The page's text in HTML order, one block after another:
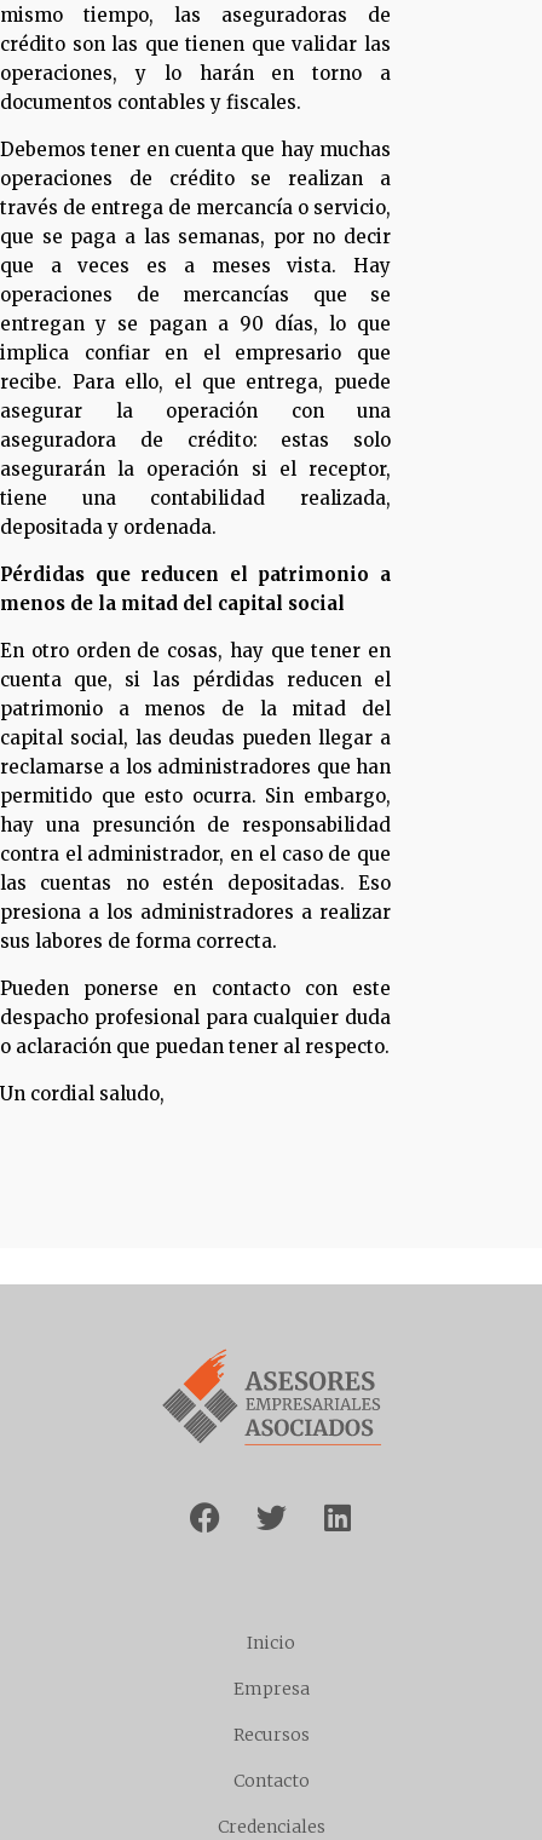
mismo tiempo, las aseguradoras de
crédito son las que tienen que validar las
operaciones, y lo harán en torno a
documentos contables y fiscales.
Debemos tener en cuenta que hay muchas
operaciones de crédito se realizan a
través de entrega de mercancía o servicio,
que se paga a las semanas, por no decir
que a veces es a meses vista. Hay
operaciones de mercancías que se
entregan y se pagan a 90 días, lo que
implica confiar en el empresario que
recibe. Para ello, el que entrega, puede
asegurar la operación con una
aseguradora de crédito: estas solo
asegurarán la operación si el receptor,
tiene una contabilidad realizada,
depositada y ordenada.
Pérdidas que reducen el patrimonio a
menos de la mitad del capital social
En otro orden de cosas, hay que tener en
cuenta que, si las pérdidas reducen el
patrimonio a menos de la mitad del
capital social, las deudas pueden llegar a
reclamarse a los administradores que han
permitido que esto ocurra. Sin embargo,
hay una presunción de responsabilidad
contra el administrador, en el caso de que
las cuentas no estén depositadas. Eso
presiona a los administradores a realizar
sus labores de forma correcta.
Pueden ponerse en contacto con este
despacho profesional para cualquier duda
o aclaración que puedan tener al respecto.
Un cordial saludo,
Inicio
Empresa
Recursos
Contacto
Credenciales